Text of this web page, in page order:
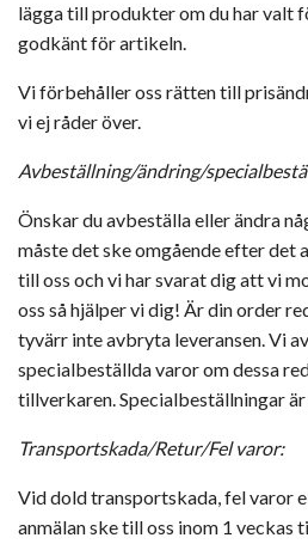
lägga till produkter om du har valt
godkänt för artikeln.
Vi förbehåller oss rätten till
vi ej råder över.
Avbeställning/ändring/
Önskar du avbeställa eller ändra
måste det ske omgående efter det
till oss och vi har svarat dig att vi
oss så hjälper vi dig! Är din order
tyvärr inte avbryta leveransen. Vi
specialbeställda varor om dessa
tillverkaren. Specialbeställningar
Transportskada/Retur/Fel varor:
Vid dold transportskada, fel varor
anmälan ske till oss inom 1 veckas